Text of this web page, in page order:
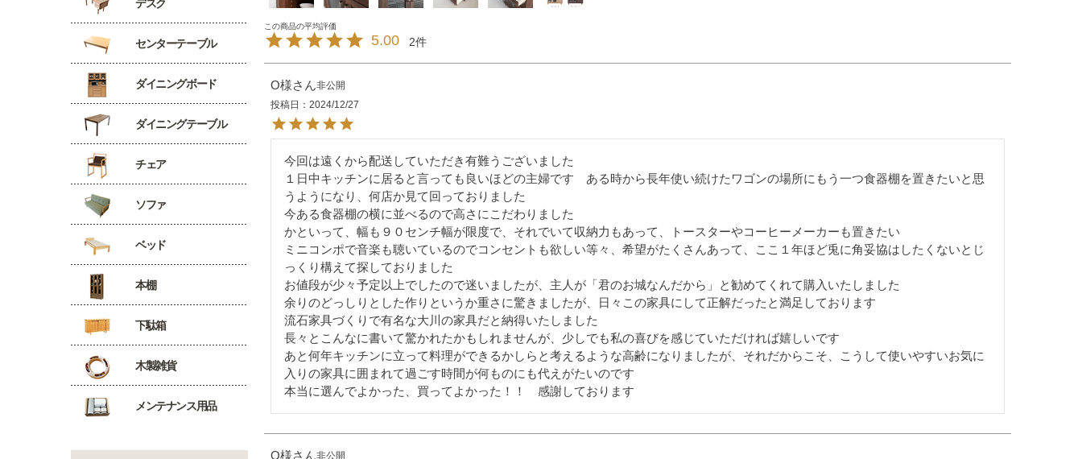
デスク
センターテーブル
ダイニングボード
ダイニングテーブル
チェア
ソファ
ベッド
本棚
下駄箱
木製雑貨
メンテナンス用品
5.00 2
O様
非公開
投稿日
2024/12/27
今回は遠くから配送していただき有難うございました
１日中キッチンに居ると言っても良いほどの主婦です　ある時から長年使い続けたワゴンの場所にもう一つ食器棚を置きたいと思
うようになり、何店か見て回っておりました
今ある食器棚の横に並べるので高さにこだわりました
かといって、幅も９０センチ幅が限度で、それでいて収納力もあって、トースターやコーヒーメーカーも置きたい
ミニコンポで音楽も聴いているのでコンセントも欲しい等々、希望がたくさんあって、ここ１年ほど兎に角妥協はしたくないとじ
っくり構えて探しておりました
お値段が少々予定以上でしたので迷いましたが、主人が「君のお城なんだから」と勧めてくれて購入いたしました
余りのどっしりとした作りというか重さに驚きましたが、日々この家具にして正解だったと満足しております
流石家具づくりで有名な大川の家具だと納得いたしました
長々とこんなに書いて驚かれたかもしれませんが、少しでも私の喜びを感じていただければ嬉しいです
あと何年キッチンに立って料理ができるかしらと考えるような高齢になりましたが、それだからこそ、こうして使いやすいお気に
入りの家具に囲まれて過ごす時間が何ものにも代えがたいのです
本当に選んでよかった、買ってよかった！！　感謝しております
O様
非公開